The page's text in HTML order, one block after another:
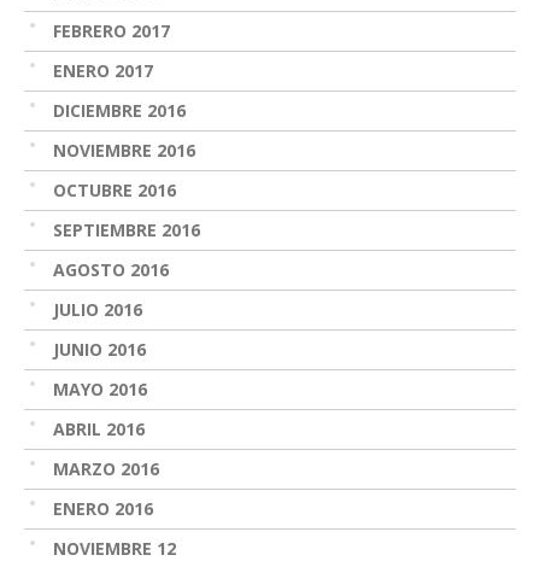
FEBRERO 2017
ENERO 2017
DICIEMBRE 2016
NOVIEMBRE 2016
OCTUBRE 2016
SEPTIEMBRE 2016
AGOSTO 2016
JULIO 2016
JUNIO 2016
MAYO 2016
ABRIL 2016
MARZO 2016
ENERO 2016
NOVIEMBRE 12